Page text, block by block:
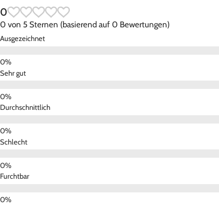
0
0 von 5 Sternen (basierend auf 0 Bewertungen)
Ausgezeichnet
Sehr gut
Durchschnittlich
Schlecht
Furchtbar